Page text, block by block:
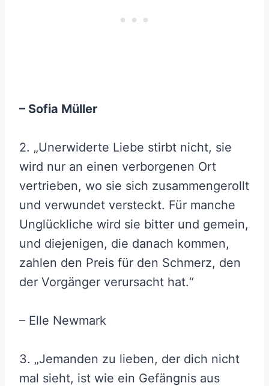
– Sofia Müller
2. „Unerwiderte Liebe stirbt nicht, sie
wird nur an einen verborgenen Ort
vertrieben, wo sie sich zusammengerollt
und verwundet versteckt. Für manche
Unglückliche wird sie bitter und gemein,
und diejenigen, die danach kommen,
zahlen den Preis für den Schmerz, den
der Vorgänger verursacht hat.“
– Elle Newmark
3. „Jemanden zu lieben, der dich nicht
mal sieht, ist wie ein Gefängnis aus